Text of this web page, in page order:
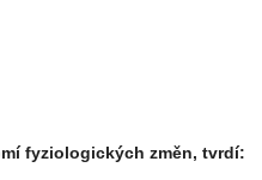
fyziologických změn, tvrdí: